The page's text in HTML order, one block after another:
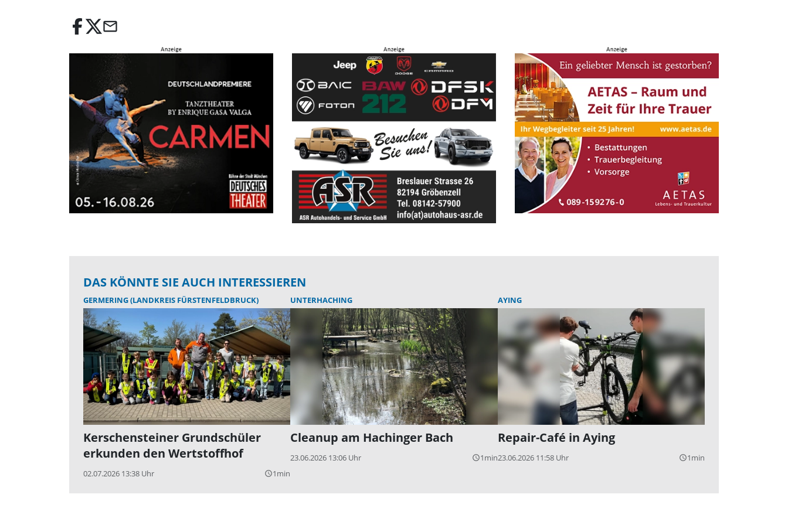
email
DAS KÖNNTE SIE AUCH INTERESSIEREN
GERMERING (LANDKREIS FÜRSTENFELDBRUCK)
Kerschensteiner Grundschüler
erkunden den Wertstoffhof
02.07.2026 13:38 Uhr query_builder1min
UNTERHACHING
Cleanup am Hachinger Bach
23.06.2026 13:06 Uhr query_builder1min
AYING
Repair-Café in Aying
23.06.2026 11:58 Uhr query_builder1min